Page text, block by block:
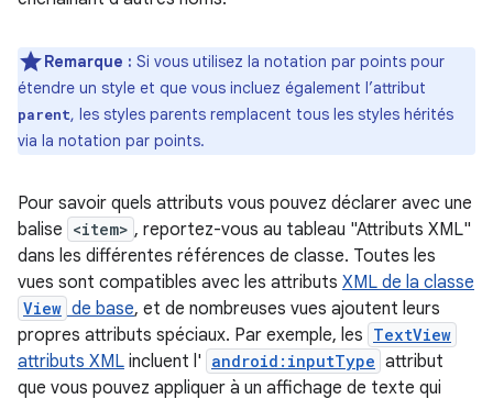
Remarque : Si vous utilisez la notation par points pour
étendre un style et que vous incluez également l’attribut
parent, les styles parents remplacent tous les styles hérités
via la notation par points.
Pour savoir quels attributs vous pouvez déclarer avec une
balise <item> , reportez-vous au tableau "Attributs XML"
dans les différentes références de classe. Toutes les
vues sont compatibles avec les attributs XML de la classe
View de base, et de nombreuses vues ajoutent leurs
propres attributs spéciaux. Par exemple, les TextView
attributs XML incluent l' android:inputType attribut
que vous pouvez appliquer à un affichage de texte qui